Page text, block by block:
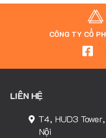
CÔNG TY CỔ
LIÊN HỆ
T4, HUD3
Nội